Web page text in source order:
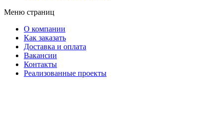
Меню страниц
О компании
Как заказать
Доставка и оплата
Вакансии
Контакты
Реализованные проекты